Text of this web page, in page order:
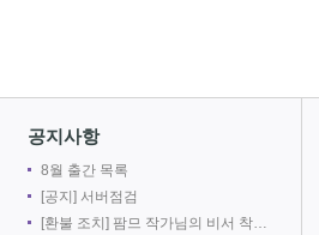
공지사항
8월 출간 목록
[공지] 서버점검
[환불 조치] 팜므 작가님의 비서 착취는 출간 취소로 인해 환불 되었습니다.